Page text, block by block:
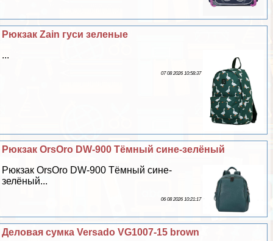
Рюкзак Zain гуси зеленые
...
07 08 2026 10:58:37
Рюкзак OrsOro DW-900 Тёмный сине-зелёный
Рюкзак OrsOro DW-900 Тёмный сине-
зелёный...
06 08 2026 10:21:17
Деловая сумка Versado VG1007-15 brown